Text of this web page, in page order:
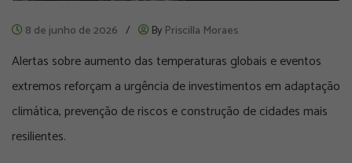
8 de junho de 2026 / By Priscilla Moraes
Alertas sobre aumento das temperaturas globais e eventos
extremos reforçam a urgência de investimentos em adaptação
climática, prevenção de riscos e construção de cidades mais
resilientes.